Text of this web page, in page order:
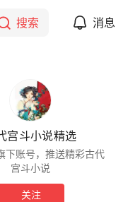
搜索 消息
宫斗小说精选
下账号，推送精彩古代
宫斗小说
关注